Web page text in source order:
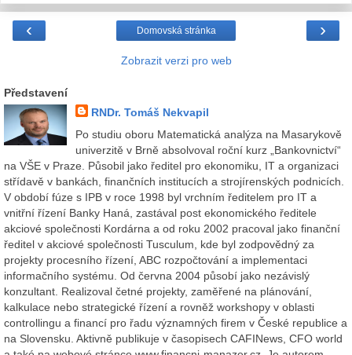
‹ ›
Domovská stránka
Zobrazit verzi pro web
Představení
RNDr. Tomáš Nekvapil
Po studiu oboru Matematická analýza na Masarykově
univerzitě v Brně absolvoval roční kurz „Bankovnictví“
na VŠE v Praze. Působil jako ředitel pro ekonomiku, IT a organizaci
střídavě v bankách, finančních institucích a strojírenských podnicích.
V období fúze s IPB v roce 1998 byl vrchním ředitelem pro IT a
vnitřní řízení Banky Haná, zastával post ekonomického ředitele
akciové společnosti Kordárna a od roku 2002 pracoval jako finanční
ředitel v akciové společnosti Tusculum, kde byl zodpovědný za
projekty procesního řízení, ABC rozpočtování a implementaci
informačního systému. Od června 2004 působí jako nezávislý
konzultant. Realizoval četné projekty, zaměřené na plánování,
kalkulace nebo strategické řízení a rovněž workshopy v oblasti
controllingu a financí pro řadu významných firem v České republice a
na Slovensku. Aktivně publikuje v časopisech CAFINews, CFO world